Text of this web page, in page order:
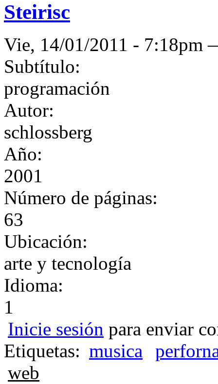
Steirisc
Vie, 14/01/2011 -
Subtítulo:
programación
Autor:
schlossberg
Año:
2001
Número de páginas:
63
Ubicación:
arte y tecnología
Idioma:
1
Inicie sesión para enviar
Etiquetas: musica
web